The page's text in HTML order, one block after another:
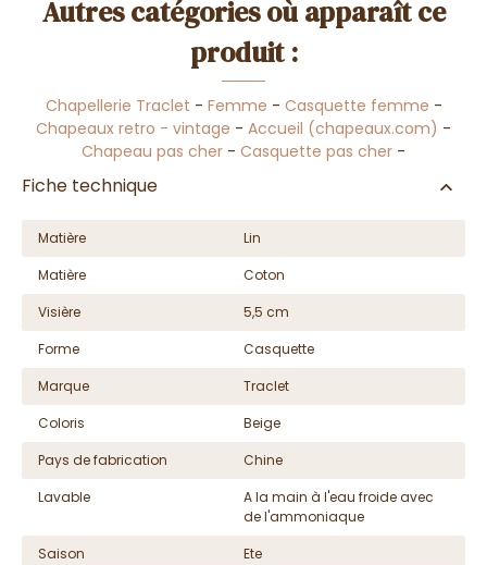
Autres catégories où apparaît ce
produit :
Chapellerie Traclet - Femme - Casquette femme -
Chapeaux retro - vintage - Accueil (chapeaux.com) -
Chapeau pas cher - Casquette pas cher -
Fiche technique
Matière
Lin
Matière
Coton
Visière
5,5 cm
Forme
Casquette
Marque
Traclet
Coloris
Beige
Pays de fabrication
Chine
Lavable
A la main à l'eau froide avec
de l'ammoniaque
Saison
Ete